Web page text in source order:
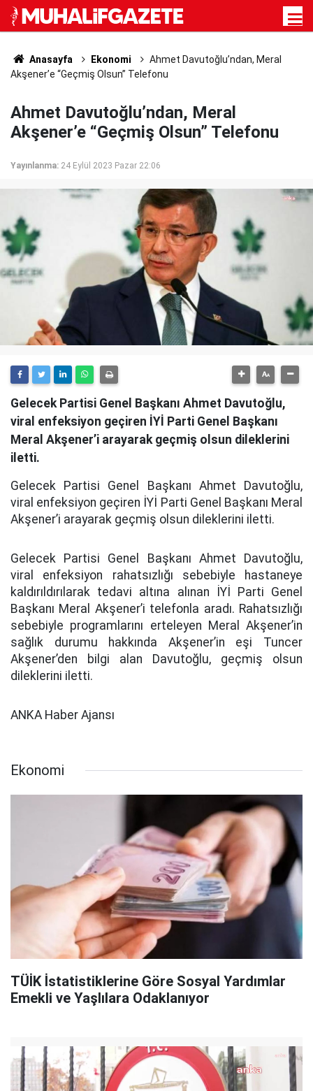
Anasayfa Ekonomi
Ahmet Davutoğlu’ndan, Meral
Akşener’e “Geçmiş Olsun” Telefonu
Ahmet Davutoğlu’ndan, Meral
Akşener’e “Geçmiş Olsun” Telefonu
Yayınlanma: 24 Eylül 2023 Pazar 22:06
Gelecek Partisi Genel Başkanı Ahmet Davutoğlu,
viral enfeksiyon geçiren İYİ Parti Genel Başkanı
Meral Akşener’i arayarak geçmiş olsun dileklerini
iletti.
Gelecek Partisi Genel Başkanı Ahmet Davutoğlu,
viral enfeksiyon geçiren İYİ Parti Genel Başkanı Meral
Akşener’i arayarak geçmiş olsun dileklerini iletti.
Gelecek Partisi Genel Başkanı Ahmet Davutoğlu,
viral enfeksiyon rahatsızlığı sebebiyle hastaneye
kaldırıldırılarak tedavi altına alınan İYİ Parti Genel
Başkanı Meral Akşener’i telefonla aradı. Rahatsızlığı
sebebiyle programlarını erteleyen Meral Akşener’in
sağlık durumu hakkında Akşener’in eşi Tuncer
Akşener’den bilgi alan Davutoğlu, geçmiş olsun
dileklerini iletti.
ANKA Haber Ajansı
Ekonomi
TÜİK İstatistiklerine Göre Sosyal Yardımlar
Emekli ve Yaşlılara Odaklanıyor